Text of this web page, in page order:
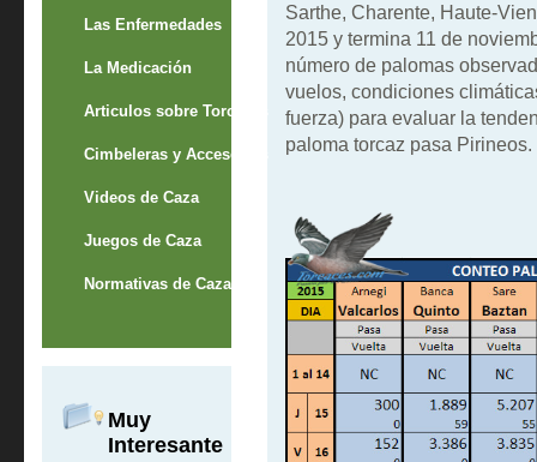
Las Enfermedades
La Medicación
Articulos sobre Torcaces
Cimbeleras y Accesorios
Videos de Caza
Juegos de Caza
Normativas de Caza
Muy
Interesante
Sarthe, Charente, Haute-
2015 y termina 11 de
número de palomas
vuelos, condiciones
fuerza) para evaluar la
paloma torcaz pasa Pirineos.